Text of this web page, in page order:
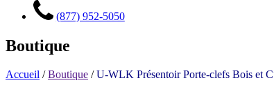
(877) 952-5050
Boutique
Accueil /Boutique /U-WLK Présentoir Porte-clefs Bois et